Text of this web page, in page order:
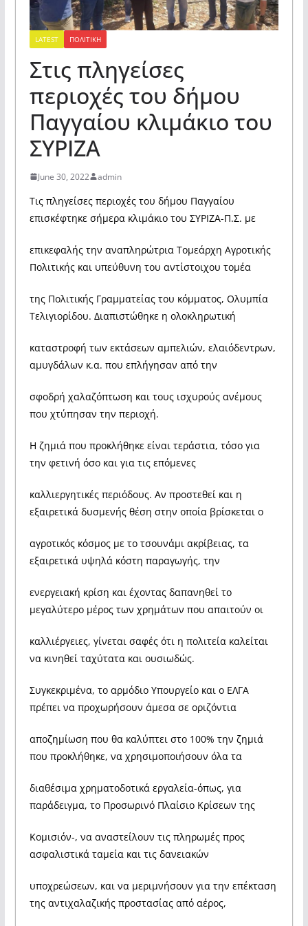
LATEST ΠΟΛΙΤΙΚΗ
Στις πληγείσες
περιοχές του δήμου
Παγγαίου κλιμάκιο του
ΣΥΡΙΖΑ
June 30, 2022 admin
Τις πληγείσες περιοχές του δήμου Παγγαίου
επισκέφτηκε σήμερα κλιμάκιο του ΣΥΡΙΖΑ-Π.Σ. με
επικεφαλής την αναπληρώτρια Τομεάρχη Αγροτικής
Πολιτικής και υπεύθυνη του αντίστοιχου τομέα
της Πολιτικής Γραμματείας του κόμματος, Ολυμπία
Τελιγιορίδου. Διαπιστώθηκε η ολοκληρωτική
καταστροφή των εκτάσεων αμπελιών, ελαιόδεντρων,
αμυγδάλων κ.α. που επλήγησαν από την
σφοδρή χαλαζόπτωση και τους ισχυρούς ανέμους
που χτύπησαν την περιοχή.
Η ζημιά που προκλήθηκε είναι τεράστια, τόσο για
την φετινή όσο και για τις επόμενες
καλλιεργητικές περιόδους. Αν προστεθεί και η
εξαιρετικά δυσμενής θέση στην οποία βρίσκεται ο
αγροτικός κόσμος με το τσουνάμι ακρίβειας, τα
εξαιρετικά υψηλά κόστη παραγωγής, την
ενεργειακή κρίση και έχοντας δαπανηθεί το
μεγαλύτερο μέρος των χρημάτων που απαιτούν οι
καλλιέργειες, γίνεται σαφές ότι η πολιτεία καλείται
να κινηθεί ταχύτατα και ουσιωδώς.
Συγκεκριμένα, το αρμόδιο Υπουργείο και ο ΕΛΓΑ
πρέπει να προχωρήσουν άμεσα σε οριζόντια
αποζημίωση που θα καλύπτει στο 100% την ζημιά
που προκλήθηκε, να χρησιμοποιήσουν όλα τα
διαθέσιμα χρηματοδοτικά εργαλεία-όπως, για
παράδειγμα, το Προσωρινό Πλαίσιο Κρίσεων της
Κομισιόν-, να αναστείλουν τις πληρωμές προς
ασφαλιστικά ταμεία και τις δανειακών
υποχρεώσεων, και να μεριμνήσουν για την επέκταση
της αντιχαλαζικής προστασίας από αέρος,